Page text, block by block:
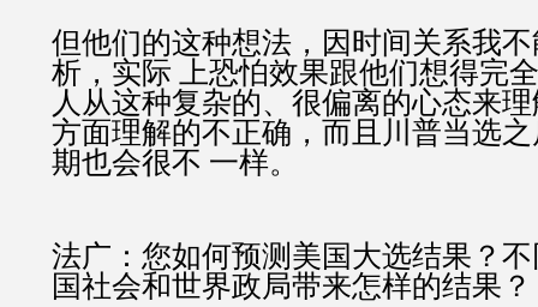
但他们的这种想法，因时间关系我
析，实际 上恐怕效果跟他们想得完
人从这种复杂的、很偏离的心态来
方面理解的不正确，而且川普当选
期也会很不 一样。
法广：您如何预测美国大选结果？
国社会和世界政局带来怎样的结果？